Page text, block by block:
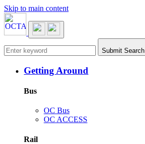
Skip to main content
Main navigation Submit Search
Getting Around
Bus
OC Bus
OC ACCESS
Rail